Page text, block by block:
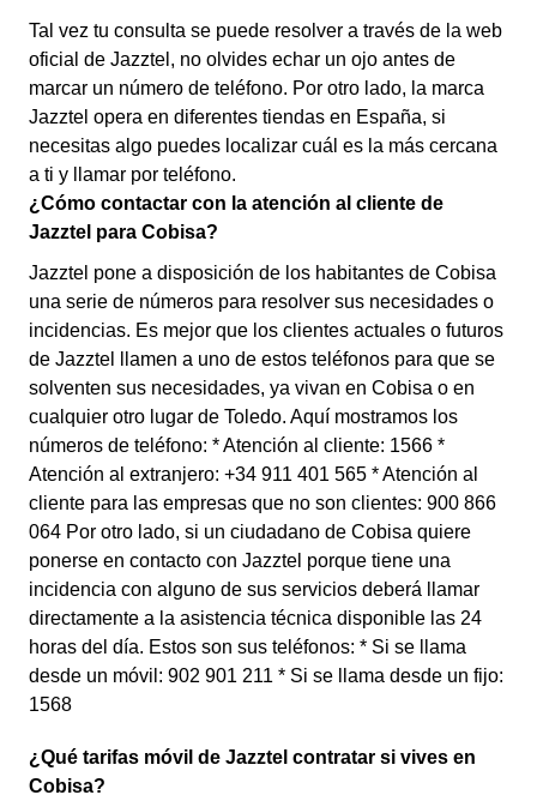
Tal vez tu consulta se puede resolver a través de la web
oficial de Jazztel, no olvides echar un ojo antes de
marcar un número de teléfono. Por otro lado, la marca
Jazztel opera en diferentes tiendas en España, si
necesitas algo puedes localizar cuál es la más cercana
a ti y llamar por teléfono.
¿Cómo contactar con la atención al cliente de
Jazztel para Cobisa?
Jazztel pone a disposición de los habitantes de Cobisa
una serie de números para resolver sus necesidades o
incidencias. Es mejor que los clientes actuales o futuros
de Jazztel llamen a uno de estos teléfonos para que se
solventen sus necesidades, ya vivan en Cobisa o en
cualquier otro lugar de Toledo. Aquí mostramos los
números de teléfono: * Atención al cliente: 1566 *
Atención al extranjero: +34 911 401 565 * Atención al
cliente para las empresas que no son clientes: 900 866
064 Por otro lado, si un ciudadano de Cobisa quiere
ponerse en contacto con Jazztel porque tiene una
incidencia con alguno de sus servicios deberá llamar
directamente a la asistencia técnica disponible las 24
horas del día. Estos son sus teléfonos: * Si se llama
desde un móvil: 902 901 211 * Si se llama desde un fijo:
1568
¿Qué tarifas móvil de Jazztel contratar si vives en
Cobisa?